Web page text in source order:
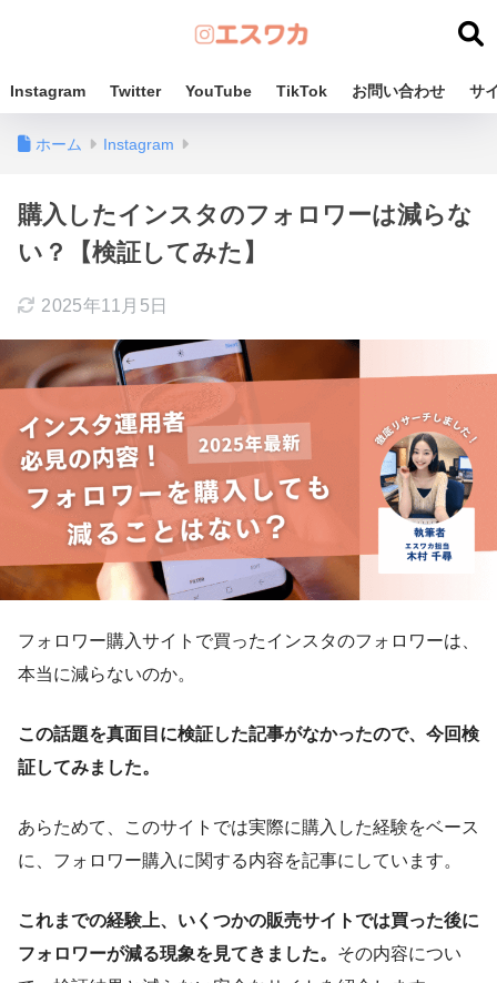
Instagram Twitter YouTube TikTok お問い合わせ サ
ホーム Instagram
購入したインスタのフォロワーは減らな
い？【検証してみた】
2025年11月5日
フォロワー購入サイトで買ったインスタのフォロワーは、
本当に減らないのか。
この話題を真面目に検証した記事がなかったので、今回検
証してみました。
あらためて、このサイトでは実際に購入した経験をベース
に、フォロワー購入に関する内容を記事にしています。
これまでの経験上、いくつかの販売サイトでは買った後に
フォロワーが減る現象を見てきました。 その内容につい